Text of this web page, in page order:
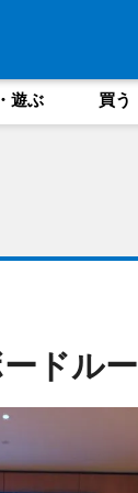
遊ぶ 買う
ドルー